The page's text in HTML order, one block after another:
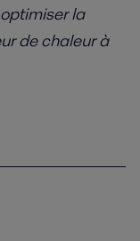
la
de chaleur à